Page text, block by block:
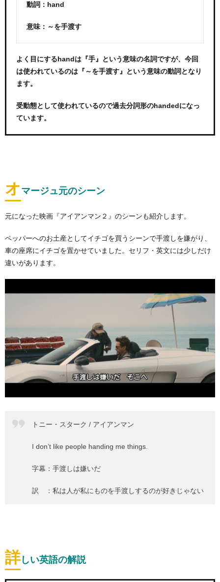
動詞：hand
意味：～を手渡す
よく目にするhandは『手』という意味の名詞ですが、今回
は使われているのは『～を手渡す』という意味の動詞となり
ます。
受動態として使われているので過去分詞形のhandedになっ
ています。
オマージュ元のシーン
元になった映画『アイアンマン２』のシーンも紹介します。
ペッパーへのお土産としてイチゴを買うシーンで手渡しを嫌がり、
車の座席にイチゴを置かせていました。セリフ・英文には少しだけ
違いがあります。
トニー・スターク / アイアンマン
I don’t like people handing me things.
字幕：手渡しは嫌いだ
訳 ：私は人が私にものを手渡しするのが好きじゃない
詳しい英語の解説